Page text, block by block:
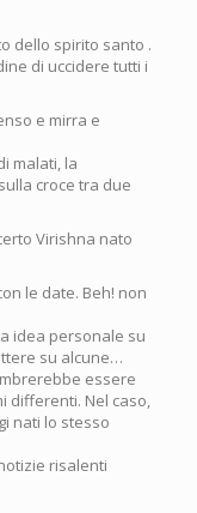
dello spirito santo .
di uccidere tutti i
e mirra e
malati, la
croce tra due
Virishna nato
le date. Beh! non
idea personale su
su alcune…
essere
differenti. Nel caso,
nati lo stesso
risalenti